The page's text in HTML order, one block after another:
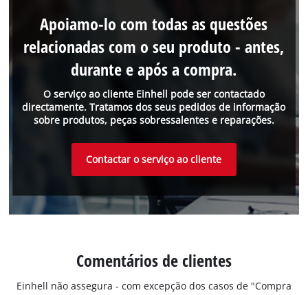
O serviço ao cliente Einhell pode ser contactado
directamente. Tratamos dos seus pedidos de informação
sobre produtos, peças sobressalentes e reparações.
Apoiamo-lo com todas as questões
relacionadas com o seu produto - antes,
durante e após a compra.
Contactar o serviço ao cliente
Comentários de clientes
Einhell não assegura - com excepção dos casos de "Compra